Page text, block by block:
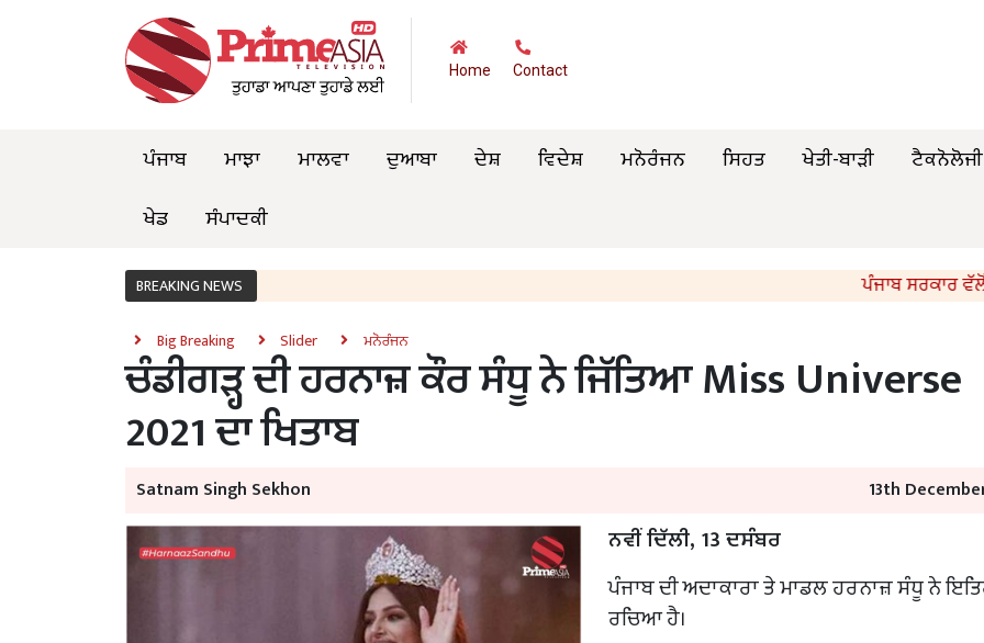
Home Contact
ਪੰਜਾਬ ਮਾਝਾ ਮਾਲਵਾ ਦੁਆਬਾ ਦੇਸ਼ ਵਿਦੇਸ਼ ਮਨੋਰੰਜਨ ਸਿਹਤ ਖੇਤੀ-ਬਾੜੀ ਟੈਕਨੋਲੋਜੀ
ਖੇਡ
ਸੰਪਾਦਕੀ
BREAKING NEWS ਪੰਜਾਬ ਸਰਕਾਰ ਵੱਲੋਂ 96
Big Breaking Slider ਮਨੋਰੰਜਨ
ਚੰਡੀਗੜ੍ਹ ਦੀ ਹਰਨਾਜ਼ ਕੌਰ ਸੰਧੂ ਨੇ ਜਿੱਤਿਆ Miss Universe
2021 ਦਾ ਖਿਤਾਬ
Satnam Singh Sekhon 13th
ਨਵੀਂ ਦਿੱਲੀ, 13 ਦਸੰਬਰ
ਪੰਜਾਬ ਦੀ ਅਦਾਕਾਰਾ ਤੇ ਮਾਡਲ ਹਰਨਾਜ਼ ਸੰਧੂ ਨੇ
ਰਚਿਆ ਹੈ।